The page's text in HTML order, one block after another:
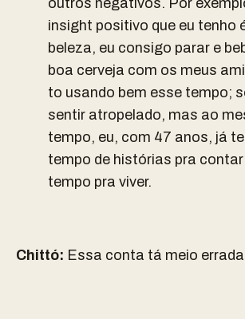
insight positivo que eu tenho
beleza, eu consigo parar e
boa cerveja com os meus
to usando bem esse tempo;
sentir atropelado, mas ao
tempo, eu, com 47 anos, já
tempo de histórias pra contar
tempo pra viver.
Chittó: Essa conta tá meio